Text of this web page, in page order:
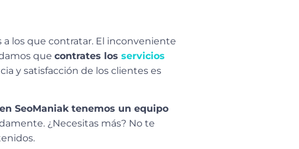
los que contratar. El inconveniente
que contrates los servicios
y satisfacción de los clientes es
en SeoManiak tenemos un equipo
¿Necesitas más? No te